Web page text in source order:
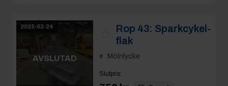
2025-02-24
AVSLUTAD
Rop 43: Sparkcykel-
flak
Mölnlycke
Slutpris: